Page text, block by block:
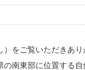
をご覧いただきあり
南東部に位置する自